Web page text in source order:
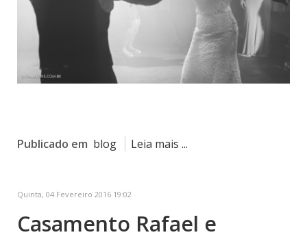
Publicado em blog Leia mais ...
Quinta, 04 Fevereiro 2016 19:02
Casamento Rafael e